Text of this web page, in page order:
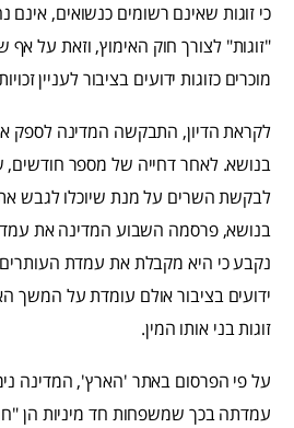
כי זוגות שאינם רשומים כנשואים, אינם
"זוגות" לצורך חוק האימוץ, וזאת על אף
מוכרים כזוגות ידועים בציבור לעניין
לקראת הדיון, התבקשה המדינה לספק
בנושא. לאחר דחייה של מספר חודשים,
לבקשת השרים על מנת שיוכלו לגבש
בנושא, פרסמה השבוע המדינה את
נקבע כי היא מקבלת את עמדת
ידועים בציבור אולם עומדת על המשך
זוגות בני אותו המין.
על פי הפרסום באתר 'הארץ', המדינה
עמדתה בכך שמשפחות חד מיניות הן